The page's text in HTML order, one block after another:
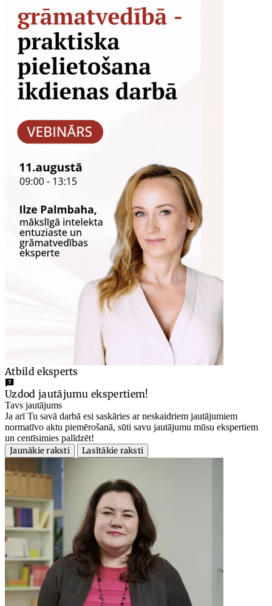
Atbild eksperts
Uzdod jautājumu ekspertiem!
Tavs jautājums
Ja arī Tu savā darbā esi saskāries ar neskaidriem jautājumiem
normatīvo aktu piemērošanā, sūti savu jautājumu mūsu ekspertiem
un centīsimies palīdzēt!
Jaunākie raksti
Lasītākie raksti